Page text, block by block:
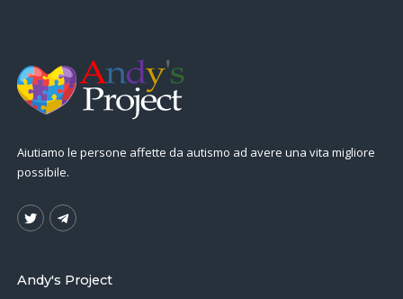
Aiutiamo le persone affette da autismo ad avere una vita migliore
possibile.
Andy's Project